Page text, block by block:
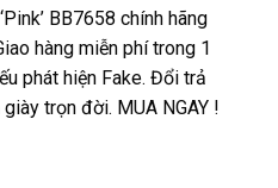
BB7658 chính hãng
hàng miễn phí trong 1
phát hiện Fake. Đổi trả
trọn đời. MUA NGAY !